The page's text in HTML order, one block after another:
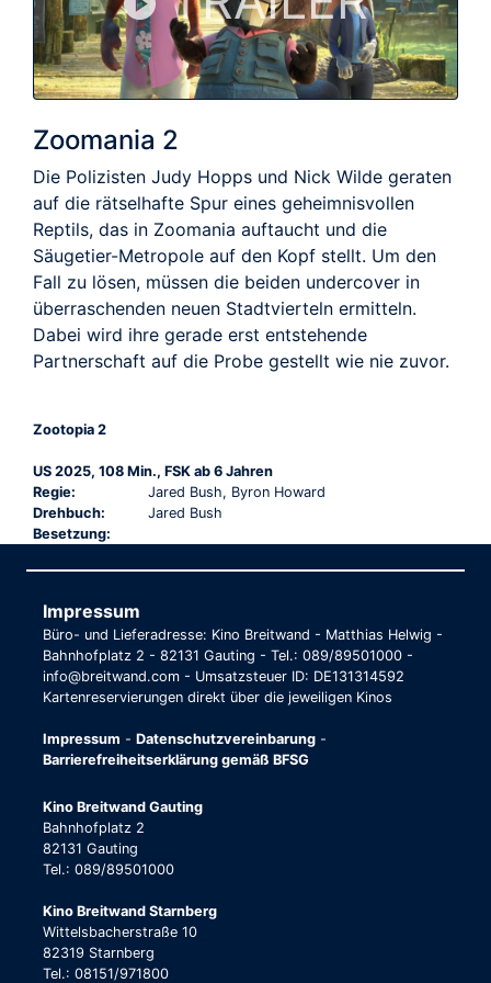
Zoomania 2
Die Polizisten Judy Hopps und Nick Wilde geraten
auf die rätselhafte Spur eines geheimnisvollen
Reptils, das in Zoomania auftaucht und die
Säugetier-Metropole auf den Kopf stellt. Um den
Fall zu lösen, müssen die beiden undercover in
überraschenden neuen Stadtvierteln ermitteln.
Dabei wird ihre gerade erst entstehende
Partnerschaft auf die Probe gestellt wie nie zuvor.
Zootopia 2
US 2025, 108 Min., FSK ab 6 Jahren
Regie:
Jared Bush, Byron Howard
Drehbuch:
Jared Bush
Besetzung:
Impressum
Büro- und Lieferadresse: Kino Breitwand - Matthias Helwig -
Bahnhofplatz 2 - 82131 Gauting - Tel.: 089/89501000 -
info@breitwand.com - Umsatzsteuer ID: DE131314592
Kartenreservierungen direkt über die jeweiligen Kinos
Impressum - Datenschutzvereinbarung -
Barrierefreiheitserklärung gemäß BFSG
Kino Breitwand Gauting
Bahnhofplatz 2
82131 Gauting
Tel.: 089/89501000
Kino Breitwand Starnberg
Wittelsbacherstraße 10
82319 Starnberg
Tel.: 08151/971800